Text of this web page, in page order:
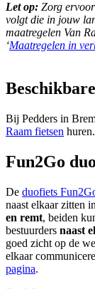
Let op: Zorg
volgt die in jouw
maatregelen Van
‘Maatregelen in
Bij Pedders in
Raam fietsen
Fun2Go
De duofiets
naast elkaar zitten
en remt, beiden
bestuurders naast
goed zicht op de
elkaar
pagina.